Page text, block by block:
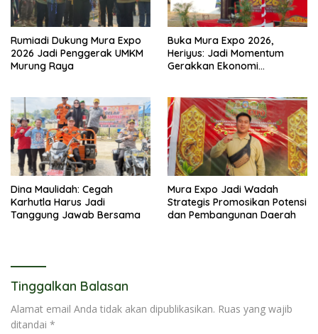
Rumiadi Dukung Mura Expo
2026 Jadi Penggerak UMKM
Murung Raya
Buka Mura Expo 2026,
Heriyus: Jadi Momentum
Gerakkan Ekonomi
Dina Maulidah: Cegah
Karhutla Harus Jadi
Tanggung Jawab Bersama
Mura Expo Jadi Wadah
Strategis Promosikan Potensi
dan Pembangunan Daerah
Tinggalkan Balasan
Alamat email Anda tidak akan dipublikasikan. Ruas yang wajib
ditandai *